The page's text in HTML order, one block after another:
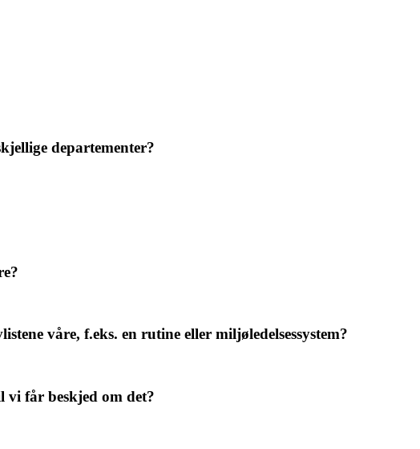
departementer?
våre, f.eks. en rutine eller miljøledelsessystem?
får beskjed om det?